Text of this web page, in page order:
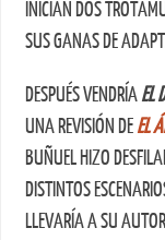
INICIAN DOS
SUS GANAS DE
DESPUÉS VENDRÍA EL
UNA REVISIÓN DE EL
BUÑUEL HIZO
DISTINTOS
LLEVARÍA A SU